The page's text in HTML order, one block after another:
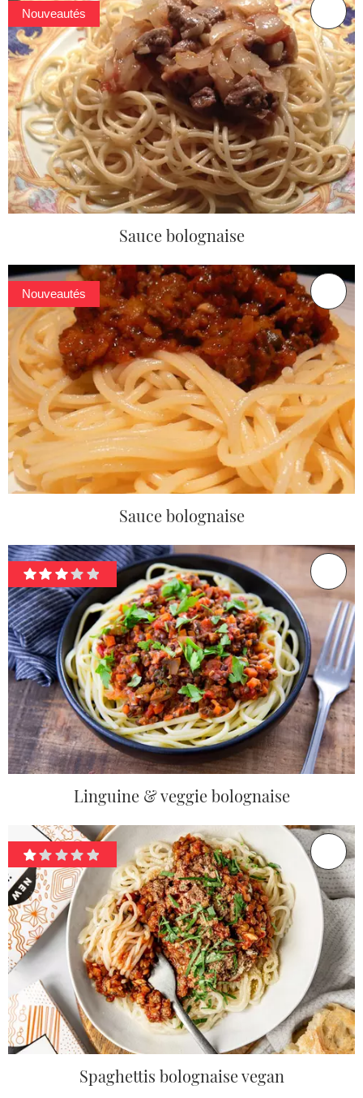
Nouveautés
Sauce bolognaise
Nouveautés
Sauce bolognaise
Linguine & veggie bolognaise
Spaghettis bolognaise vegan